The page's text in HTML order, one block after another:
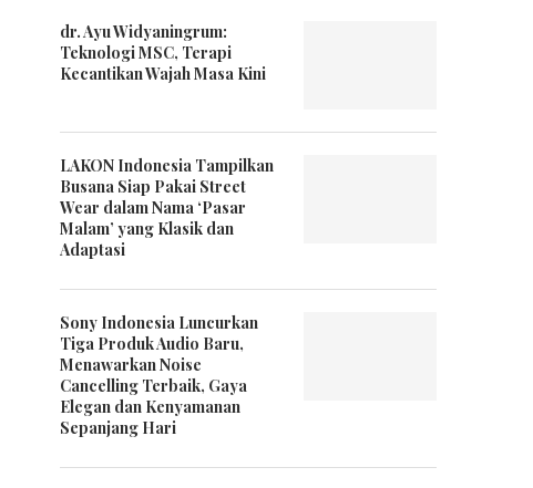
dr. Ayu Widyaningrum:
Teknologi MSC, Terapi
Kecantikan Wajah Masa Kini
LAKON Indonesia Tampilkan
Busana Siap Pakai Street
Wear dalam Nama ‘Pasar
Malam’ yang Klasik dan
Adaptasi
Sony Indonesia Luncurkan
Tiga Produk Audio Baru,
Menawarkan Noise
Cancelling Terbaik, Gaya
Elegan dan Kenyamanan
Sepanjang Hari